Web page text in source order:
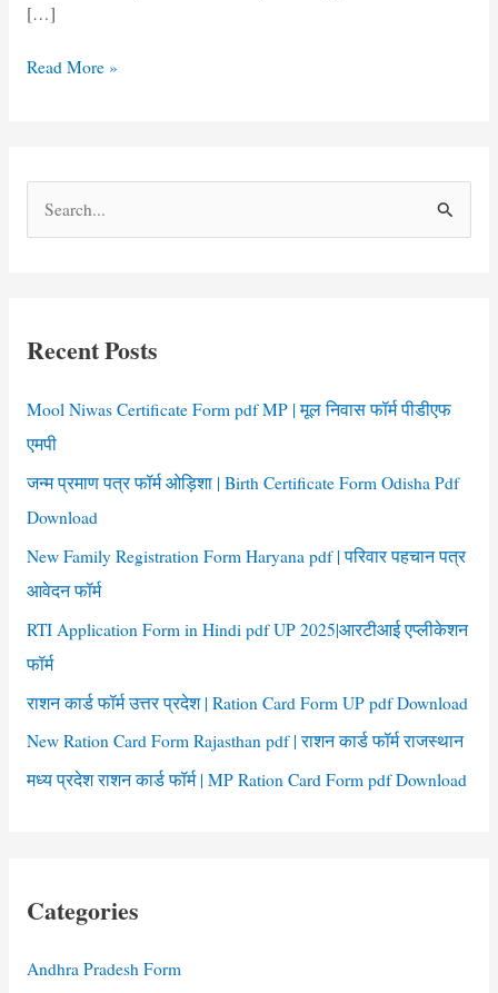
[…]
वृद्धावस्था
|
Old
Age
pdf
Read More »
f
o
:
Recent Posts
Mool Niwas Certificate Form pdf MP | मूल निवास फॉर्म पीडीएफ
एमपी
जन्म प्रमाण पत्र फॉर्म ओड़िशा | Birth Certificate Form Odisha Pdf
Download
New Family Registration Form Haryana pdf | परिवार पहचान पत्र
आवेदन फॉर्म
RTI Application Form in Hindi pdf UP 2025|आरटीआई एप्लीकेशन
फॉर्म
राशन कार्ड फॉर्म उत्तर प्रदेश | Ration Card Form UP pdf Download
New Ration Card Form Rajasthan pdf | राशन कार्ड फॉर्म राजस्थान
मध्य प्रदेश राशन कार्ड फॉर्म | MP Ration Card Form pdf Download
Categories
Andhra Pradesh Form